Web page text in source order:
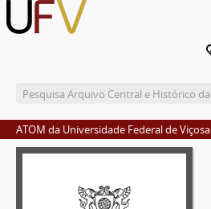
ATOM da Universidade Federal de Viçosa